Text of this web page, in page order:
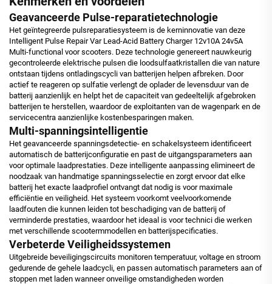
Geavanceerde Pulse-reparatietechnologie
Het geïntegreerde pulsreparatiesysteem is de kerninnovatie van deze
Intelligent Pulse Repair Var Lead-Acid Battery Charger 12v10A 24v5A
Multi-functional voor scooters. Deze technologie genereert nauwkeurig
gecontroleerde elektrische pulsen die loodsulfaatkristallen die van nature
ontstaan tijdens ontladingscycli van batterijen helpen afbreken. Door
actief te reageren op sulfatie verlengt de oplader de levensduur van de
batterij aanzienlijk en helpt het de capaciteit van gedeeltelijk afgebroken
batterijen te herstellen, waardoor de exploitanten van de wagenpark en de
servicecentra aanzienlijke kostenbesparingen maken.
Multi-spanningsintelligentie
Het geavanceerde spanningsdetectie- en schakelsysteem identificeert
automatisch de batterijconfiguratie en past de uitgangsparameters aan
voor optimale laadprestaties. Deze intelligente aanpassing elimineert de
noodzaak van handmatige spanningsselectie en zorgt ervoor dat elke
batterij het exacte laadprofiel ontvangt dat nodig is voor maximale
efficiëntie en veiligheid. Het systeem voorkomt veelvoorkomende
laadfouten die kunnen leiden tot beschadiging van de batterij of
verminderde prestaties, waardoor het ideaal is voor technici die werken
met verschillende scootermmodellen en batterijspecificaties.
Verbeterde Veiligheidssystemen
Uitgebreide beveiligingscircuits monitoren temperatuur, voltage en stroom
gedurende de gehele laadcycli, en passen automatisch parameters aan of
stoppen met laden wanneer onveilige omstandigheden worden